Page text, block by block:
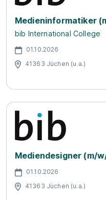
Medieninformatiker
bib International College
01.10.2026
41363 Jüchen (u.a.)
Mediendesigner (m/
01.10.2026
41363 Jüchen (u.a.)